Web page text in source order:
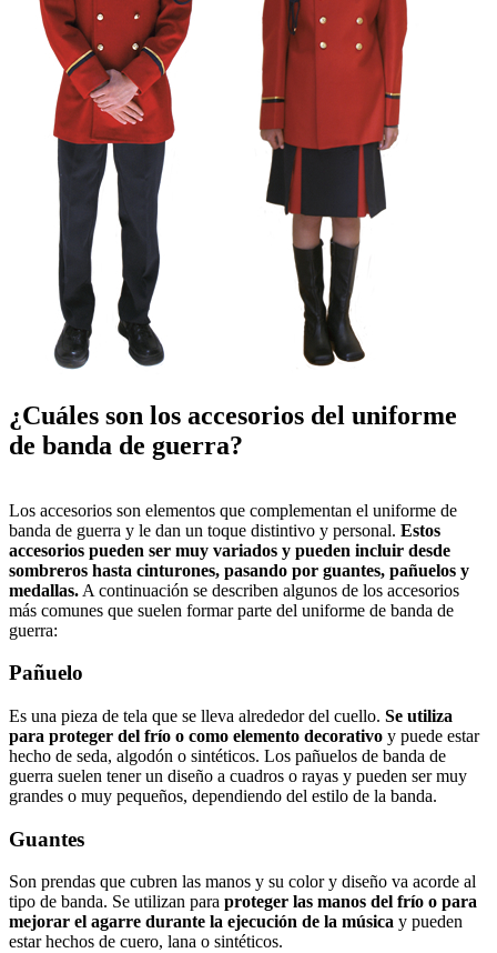
¿Cuáles son los accesorios del uniforme
de banda de guerra?
Los accesorios son elementos que complementan el uniforme de
banda de guerra y le dan un toque distintivo y personal. Estos
accesorios pueden ser muy variados y pueden incluir desde
sombreros hasta cinturones, pasando por guantes, pañuelos y
medallas. A continuación se describen algunos de los accesorios
más comunes que suelen formar parte del uniforme de banda de
guerra:
Pañuelo
Es una pieza de tela que se lleva alrededor del cuello. Se utiliza
para proteger del frío o como elemento decorativo y puede estar
hecho de seda, algodón o sintéticos. Los pañuelos de banda de
guerra suelen tener un diseño a cuadros o rayas y pueden ser muy
grandes o muy pequeños, dependiendo del estilo de la banda.
Guantes
Son prendas que cubren las manos y su color y diseño va acorde al
tipo de banda. Se utilizan para proteger las manos del frío o para
mejorar el agarre durante la ejecución de la música y pueden
estar hechos de cuero, lana o sintéticos.